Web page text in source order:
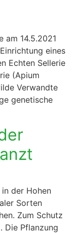
am 14.5.2021
eines
Echten Sellerie
(Apium
Verwandte
genetische
der Hohen
Sorten
Zum Schutz
Die Pflanzung